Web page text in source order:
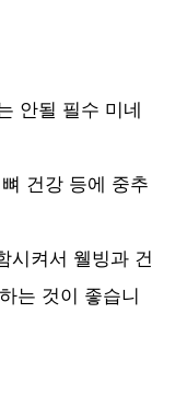
안될 필수 미네
건강 등에 중추
시켜서 웰빙과 건
는 것이 좋습니